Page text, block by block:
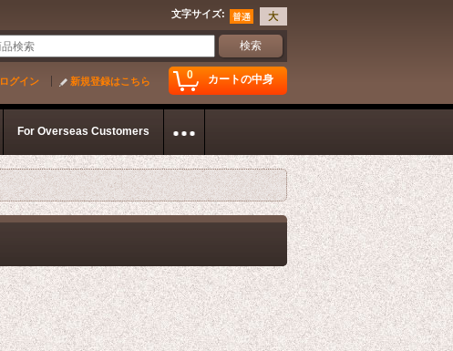
文字サイズ:
0 カートの中身
ログイン 新規登録はこちら
For Overseas Customers